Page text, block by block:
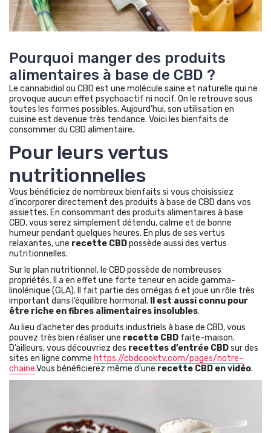
Pourquoi manger des produits
alimentaires à base de CBD ?
Le cannabidiol ou CBD est une molécule saine et naturelle qui ne
provoque aucun effet psychoactif ni nocif. On le retrouve sous
toutes les formes possibles. Aujourd’hui, son utilisation en
cuisine est devenue très tendance. Voici les bienfaits de
consommer du CBD alimentaire.
Pour leurs vertus
nutritionnelles
Vous bénéficiez de nombreux bienfaits si vous choisissiez
d’incorporer directement des produits à base de CBD dans vos
assiettes. En consommant des produits alimentaires à base
CBD, vous serez simplement détendu, calme et de bonne
humeur pendant quelques heures. En plus de ses vertus
relaxantes, une recette CBDpossède aussi des vertus
nutritionnelles.
Sur le plan nutritionnel, le CBD possède de nombreuses
propriétés. Il a en effet une forte teneur en acide gamma-
linolénique (GLA). Il fait partie des omégas 6 et joue un rôle très
important dans l’équilibre hormonal.
Il est aussi connu pour
être riche en fibres alimentaires insolubles.
Au lieu d’acheter des produits industriels à base de CBD, vous
pouvez très bien réaliser une recette CBD faite-maison.
D’ailleurs, vous découvriez des recettes d’entrée CBDsur des
sites en ligne comme https://cbdcooktv.com/pages/notre-
chaine.Vous bénéficierez même d’une recette CBD en vidéo.